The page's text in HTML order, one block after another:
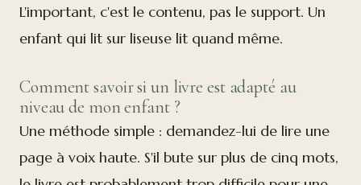
L'important, c'est le contenu, pas le support. Un
enfant qui lit sur liseuse lit quand même.
Comment savoir si un livre est adapté au
niveau de mon enfant ?
Une méthode simple : demandez-lui de lire une
page à voix haute. S'il bute sur plus de cinq mots,